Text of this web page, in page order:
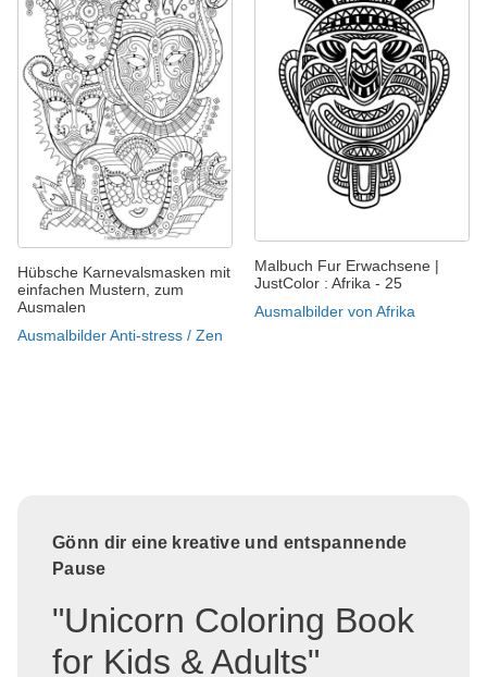
Hübsche Karnevalsmasken mit
einfachen Mustern, zum
Ausmalen
Ausmalbilder Anti-stress / Zen
Malbuch Fur Erwachsene |
JustColor : Afrika - 25
Ausmalbilder von Afrika
Gönn dir eine kreative und entspannende
Pause
"Unicorn Coloring Book
for Kids & Adults"